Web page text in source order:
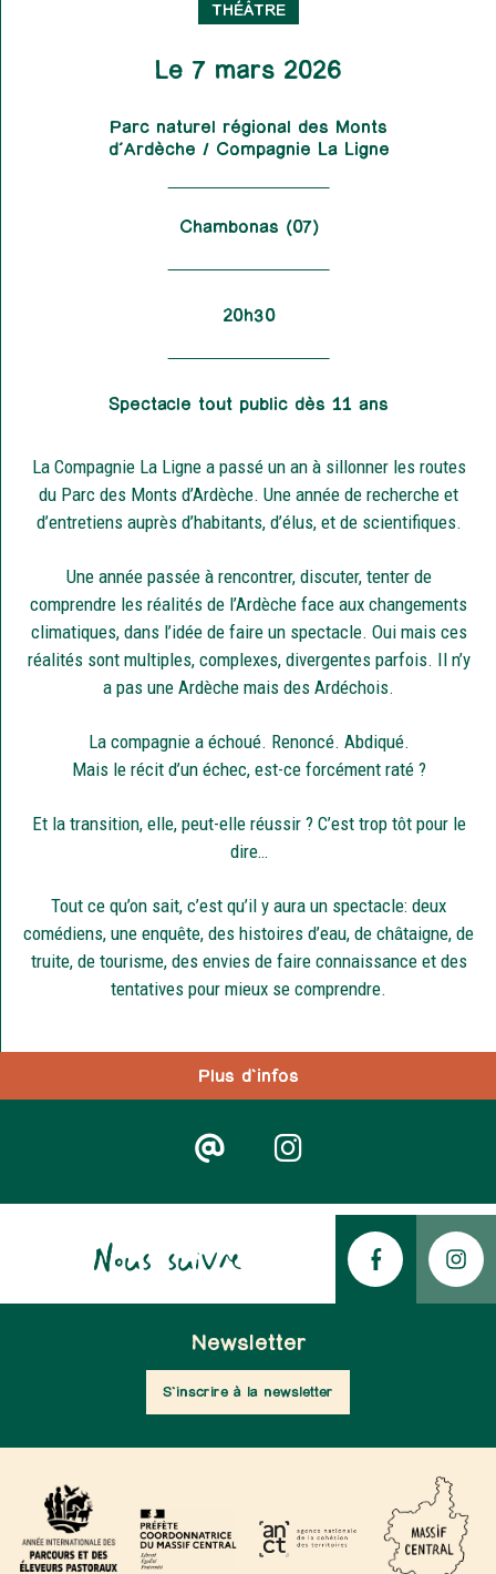
Plus d'infos
THÉÂTRE
Le 7 mars 2026
Parc naturel régional des Monts
d’Ardèche / Compagnie La Ligne
Chambonas (07)
20h30
Spectacle tout public dès 11 ans
La Compagnie La Ligne a passé un an à sillonner les routes
du Parc des Monts d’Ardèche. Une année de recherche et
d’entretiens auprès d’habitants, d’élus, et de scientifiques.
Une année passée à rencontrer, discuter, tenter de
comprendre les réalités de l’Ardèche face aux changements
climatiques, dans l’idée de faire un spectacle. Oui mais ces
réalités sont multiples, complexes, divergentes parfois. Il n’y
a pas une Ardèche mais des Ardéchois.
La compagnie a échoué. Renoncé. Abdiqué.
Mais le récit d’un échec, est-ce forcément raté ?
Et la transition, elle, peut-elle réussir ? C’est trop tôt pour le
dire…
Tout ce qu’on sait, c’est qu’il y aura un spectacle: deux
comédiens, une enquête, des histoires d’eau, de châtaigne, de
truite, de tourisme, des envies de faire connaissance et des
tentatives pour mieux se comprendre.
Nous suivre
Newsletter
S'inscrire à la newsletter